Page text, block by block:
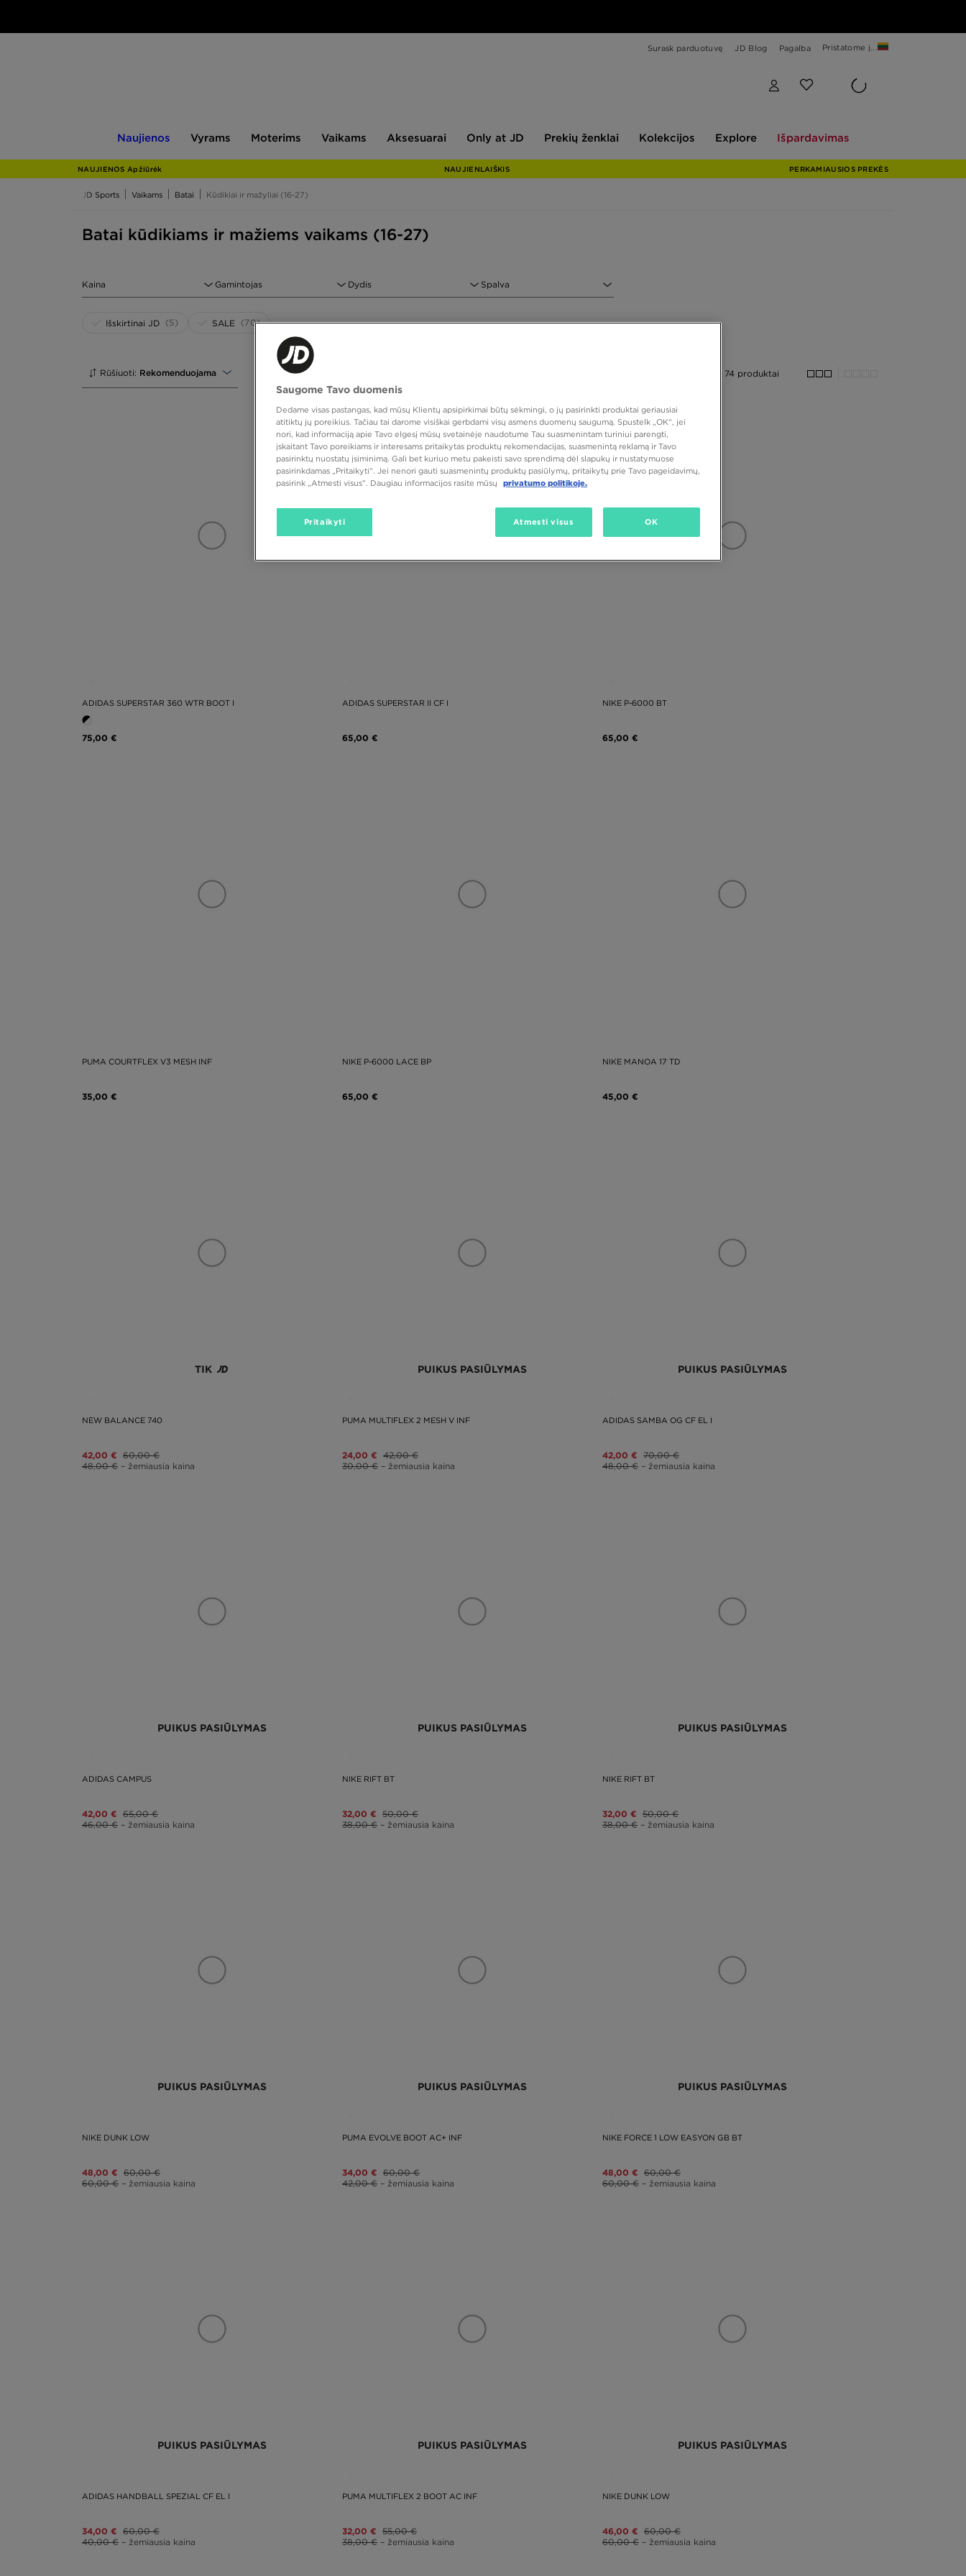
Surask parduotuvę JD Blog Pagalba Pristatome į...
Naujienos Vyrams Moterims Vaikams Aksesuarai
JD
Only at JD
ženklai
Prekių ženklai Kolekcijos Explore Išpardavimas
NAUJIENOS Apžiūrėk NAUJIENLAIŠKIS PERKAMIAUSIOS PREKĖS
JD Sports Vaikams Batai Kūdikiai ir mažyliai (16-27)
Batai kūdikiams ir mažiems vaikams (16-27)
Kaina Gamintojas Dydis Spalva
Išskirtinai JD (5) SALE (70)
Rūšiuoti: Rekomenduojama 74 produktai
ADIDAS SUPERSTAR 360 WTR BOOT I
75,00 €
ADIDAS SUPERSTAR II CF I
65,00 €
NIKE P-6000 BT
65,00 €
PUMA COURTFLEX V3 MESH INF
35,00 €
NIKE P-6000 LACE BP
65,00 €
NIKE MANOA 17 TD
45,00 €
TIK
NEW BALANCE 740
42,00 € 60,00 €
48,00 € – žemiausia kaina
PUIKUS PASIŪLYMAS
PUMA MULTIFLEX 2 MESH V INF
24,00 € 42,00 €
30,00 € – žemiausia kaina
PUIKUS PASIŪLYMAS
ADIDAS SAMBA OG CF EL I
42,00 € 70,00 €
48,00 € – žemiausia kaina
PUIKUS PASIŪLYMAS
ADIDAS CAMPUS
42,00 € 65,00 €
46,00 € – žemiausia kaina
PUIKUS PASIŪLYMAS
NIKE RIFT BT
32,00 € 50,00 €
38,00 € – žemiausia kaina
PUIKUS PASIŪLYMAS
NIKE RIFT BT
32,00 € 50,00 €
38,00 € – žemiausia kaina
PUIKUS PASIŪLYMAS
NIKE DUNK LOW
48,00 € 60,00 €
60,00 € – žemiausia kaina
PUIKUS PASIŪLYMAS
PUMA EVOLVE BOOT AC+ INF
34,00 € 60,00 €
42,00 € – žemiausia kaina
PUIKUS PASIŪLYMAS
NIKE FORCE 1 LOW EASYON GB BT
48,00 € 60,00 €
60,00 € – žemiausia kaina
PUIKUS PASIŪLYMAS
ADIDAS HANDBALL SPEZIAL CF EL I
34,00 € 60,00 €
40,00 € – žemiausia kaina
PUIKUS PASIŪLYMAS
PUMA MULTIFLEX 2 BOOT AC INF
32,00 € 55,00 €
38,00 € – žemiausia kaina
PUIKUS PASIŪLYMAS
NIKE DUNK LOW
46,00 € 60,00 €
60,00 € – žemiausia kaina
Saugome Tavo duomenis
Dedame visas pastangas, kad mūsų Klientų apsipirkimai būtų sėkmingi, o jų pasirinkti produktai geriausiai
atitiktų jų poreikius. Tačiau tai darome visiškai gerbdami visų asmens duomenų saugumą. Spustelk „OK“, jei
nori, kad informaciją apie Tavo elgesį mūsų svetainėje naudotume Tau suasmenintam turiniui parengti,
įskaitant Tavo poreikiams ir interesams pritaikytas produktų rekomendacijas, suasmenintą reklamą ir Tavo
pasirinktų nuostatų įsiminimą. Gali bet kuriuo metu pakeisti savo sprendimą dėl slapukų ir nustatymuose
pasirinkdamas „Pritaikyti“. Jei nenori gauti suasmenintų produktų pasiūlymų, pritaikytų prie Tavo pageidavimų,
pasirink „Atmesti visus”. Daugiau informacijos rasite mūsų
privatumo politikoje.
Pritaikyti Atmesti visus OK